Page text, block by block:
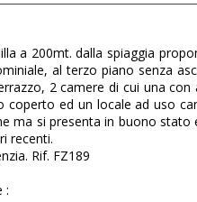
a 200mt. dalla spiaggia
al terzo piano senza
2 camere di cui una
ed un locale ad uso
ma si presenta in buono
recenti.
Rif. FZ189
: